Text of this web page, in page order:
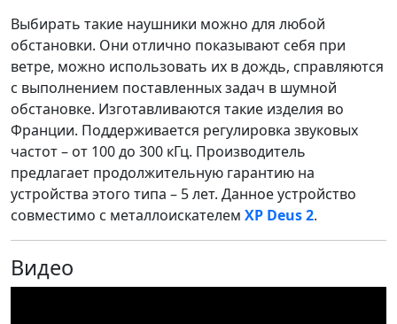
Выбирать такие наушники можно для любой
обстановки. Они отлично показывают себя при
ветре, можно использовать их в дождь, справляются
с выполнением поставленных задач в шумной
обстановке. Изготавливаются такие изделия во
Франции. Поддерживается регулировка звуковых
частот – от 100 до 300 кГц. Производитель
предлагает продолжительную гарантию на
устройства этого типа – 5 лет. Данное устройство
совместимо с металлоискателем XP Deus 2.
Видео